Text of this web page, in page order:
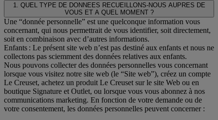
1. QUEL TYPE DE DONNEES RECUEILLONS-NOUS AUPRES DE
VOUS ET A QUEL MOMENT ?
Une “donnée personnelle” est une quelconque information vous
concernant, qui nous permettrait de vous identifier, soit directement,
soit en combinaison avec d’autres informations.
Enfants : Le présent site web n’est pas destiné aux enfants et nous ne
collectons pas sciemment des données relatives aux enfants.
Nous pouvons collecter des données personnelles vous concernant
lorsque vous visitez notre site web (le “Site web”), créez un compte
Le Creuset, achetez un produit Le Creuset sur le site Web ou en
boutique Signature et Outlet, ou lorsque vous vous abonnez à nos
communications marketing. En fonction de votre demande ou de
votre consentement, les données personnelles peuvent concerner :